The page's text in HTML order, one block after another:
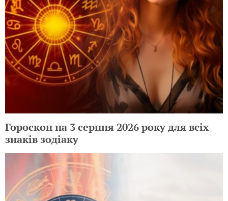
Гороскоп на 3 серпня 2026 року для всіх
знаків зодіаку